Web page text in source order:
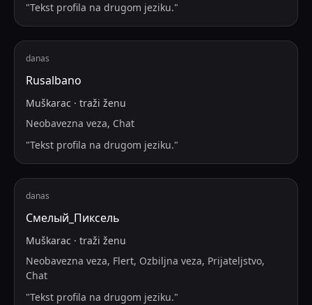
"Tekst profila na drugom jeziku."
danas
Rusalbano
Muškarac · traži ženu
Neobavezna veza, Chat
"Tekst profila na drugom jeziku."
danas
Смелый_Пиксель
Muškarac · traži ženu
Neobavezna veza, Flert, Ozbiljna veza, Prijateljstvo,
Chat
"Tekst profila na drugom jeziku."